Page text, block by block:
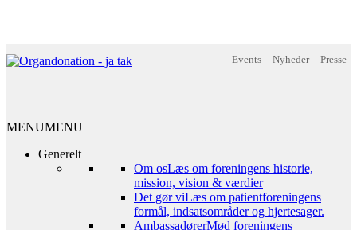
Events Nyheder Presse
MENUMENU
Generelt
Om osLæs om foreningens historie,
mission, vision & værdier
Det gør viLæs om patientforeningens
formål, indsatsområder og hjertesager.
AmbassadørerMød foreningens